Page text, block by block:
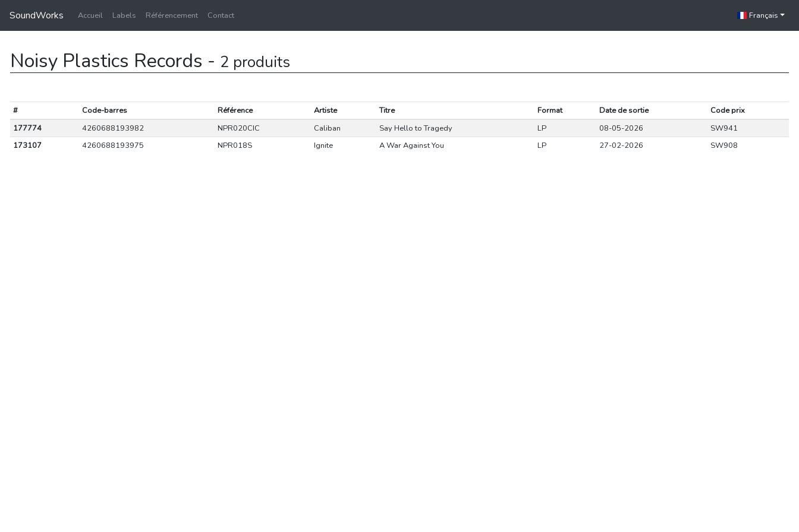
SoundWorks Accueil Labels Référencement Contact Français
Noisy Plastics Records - 2 produits
# Code-barres Référence Artiste Titre Format Date de sortie
Code prix
177774
4260688193982 NPR020CIC Caliban Say Hello to Tragedy LP 08-05-2026
SW941
173107
4260688193975 NPR018S Ignite A War Against You LP 27-02-2026 SW908